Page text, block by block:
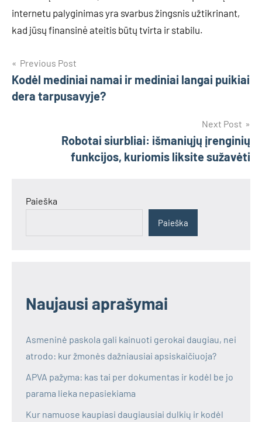
internetu palyginimas yra svarbus žingsnis užtikrinant,
kad jūsų finansinė ateitis būtų tvirta ir stabilu.
Navigacija
tarp
Previous Post
Kodėl mediniai namai ir mediniai langai puikiai
dera tarpusavyje?
Next Post
Robotai siurbliai: išmaniųjų įrenginių
funkcijos, kuriomis liksite sužavėti
Paieška
Paieška
Naujausi aprašymai
Asmeninė paskola gali kainuoti gerokai daugiau, nei
atrodo: kur žmonės dažniausiai apsiskaičiuoja?
APVA pažyma: kas tai per dokumentas ir kodėl be jo
parama lieka nepasiekiama
Kur namuose kaupiasi daugiausiai dulkių ir kodėl